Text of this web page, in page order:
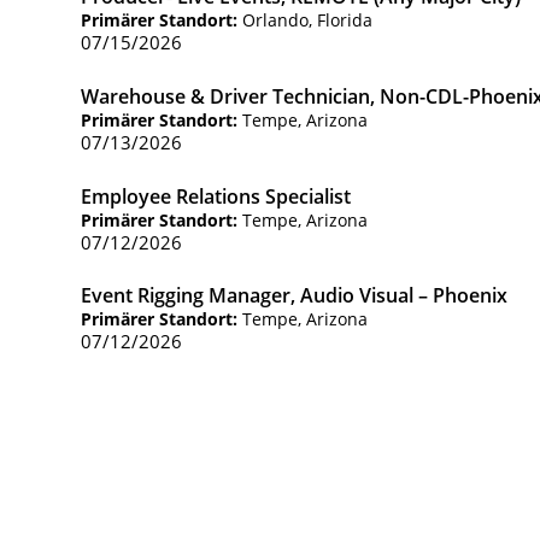
Primärer Standort: Orlando, Florida
07/15/2026
Warehouse & Driver Technician, Non-CDL-
Primärer Standort: Tempe, Arizona
07/13/2026
Employee Relations Specialist
Primärer Standort: Tempe, Arizona
07/12/2026
Event Rigging Manager, Audio Visual – Phoenix
Primärer Standort: Tempe, Arizona
07/12/2026